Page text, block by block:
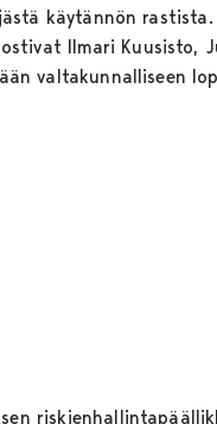
käytännön
Ilmari Kuusisto,
valtakunnalliseen